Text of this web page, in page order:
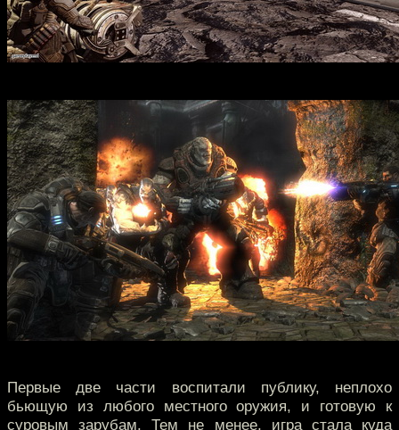
Первые две части воспитали публику, неплохо
бьющую из любого местного оружия, и готовую к
суровым зарубам. Тем не менее, игра стала куда